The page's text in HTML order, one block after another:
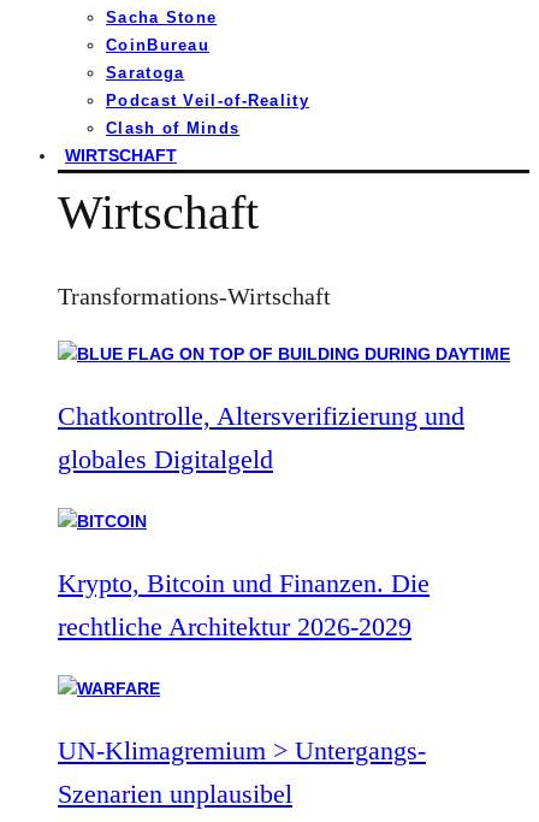
Sacha Stone
CoinBureau
Saratoga
Podcast Veil-of-Reality
Clash of Minds
WIRTSCHAFT
Wirtschaft
Transformations-Wirtschaft
Chatkontrolle, Altersverifizierung und
globales Digitalgeld
Krypto, Bitcoin und Finanzen. Die
rechtliche Architektur 2026-2029
UN-Klimagremium > Untergangs-
Szenarien unplausibel